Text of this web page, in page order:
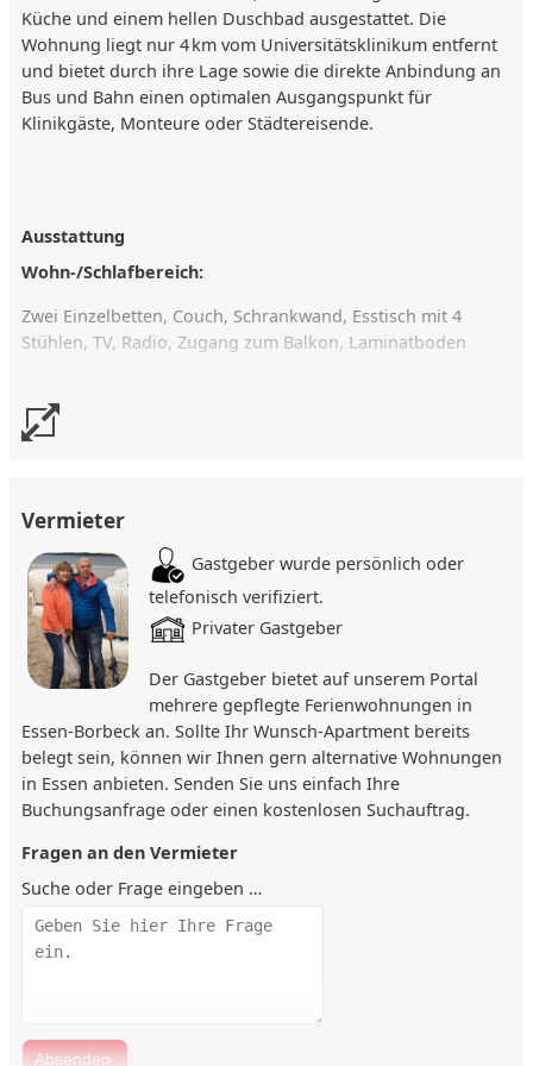
Küche und einem hellen Duschbad ausgestattet. Die
Wohnung liegt nur 4 km vom Universitätsklinikum entfernt
und bietet durch ihre Lage sowie die direkte Anbindung an
Bus und Bahn einen optimalen Ausgangspunkt für
Klinikgäste, Monteure oder Städtereisende.
Ausstattung
Wohn-/Schlafbereich:
Zwei Einzelbetten, Couch, Schrankwand, Esstisch mit 4
Stühlen, TV, Radio, Zugang zum Balkon, Laminatboden
Voll ausgestattete Küchenzeile mit Mikrowelle, Herdplatten
Bad:
Hell gefliestes Duschbad mit WC, Waschbecken und
Spiegelschrank
Weitere Ausstattung:
Flur mit Garderobe, Spiegel, Schuhablage, Kleiderschrank,
kostenfreies WLAN
Lage
Zentrale Lage in Essen-Borbeck – eine Seitenstraße zur
Altendorfer Straße. Bäcker, Supermärkte (z. B. großer Edeka),
Cafés und Restaurants wie „Finca & Bar Celona“ sind schnell
(Haltestelle Kampstraße) liegen fußläufig. Das Philippusstift
ist ca. 2 km entfernt, die Messe Essen und das Uni-Klinikum
etwa 6 bzw. 4 km. Sehr gute Anbindung an A42, A2, A3 und
Vermieter
Gastgeber wurde persönlich oder
telefonisch verifiziert.
Privater Gastgeber
Der Gastgeber bietet auf unserem Portal
mehrere gepflegte Ferienwohnungen in
Essen-Borbeck an. Sollte Ihr Wunsch-Apartment bereits
belegt sein, können wir Ihnen gern alternative Wohnungen
in Essen anbieten. Senden Sie uns einfach Ihre
Buchungsanfrage oder einen kostenlosen Suchauftrag.
Fragen an den Vermieter
Suche oder Frage eingeben …